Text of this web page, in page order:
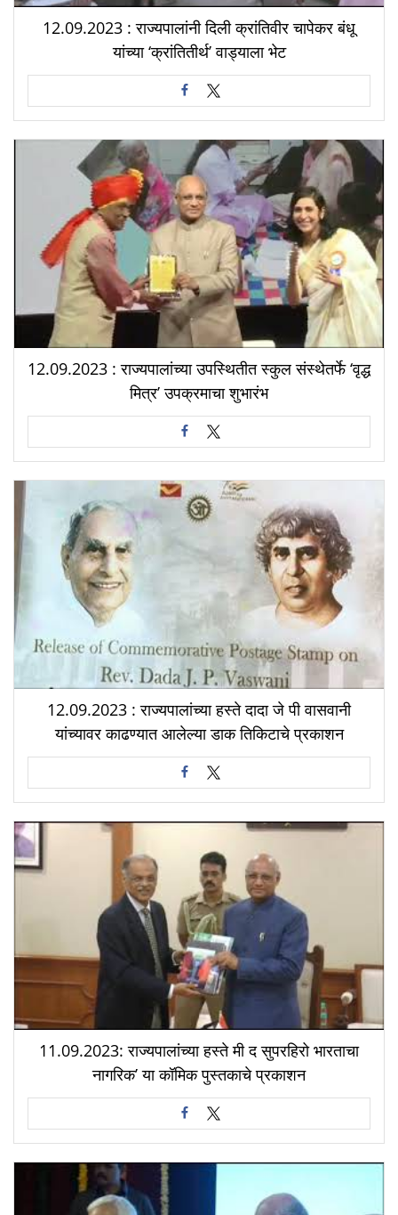
12.09.2023 : राज्यपालांनी दिली क्रांतिवीर चापेकर बंधू
यांच्या ‘क्रांतितीर्थ’ वाड्याला भेट
12.09.2023 : राज्यपालांच्या उपस्थितीत स्कुल संस्थेतर्फे ‘वृद्ध
मित्र’ उपक्रमाचा शुभारंभ
12.09.2023 : राज्यपालांच्या हस्ते दादा जे पी वासवानी
यांच्यावर काढण्यात आलेल्या डाक तिकिटाचे प्रकाशन
11.09.2023: राज्यपालांच्या हस्ते मी द सुपरहिरो भारताचा
नागरिक’ या कॉमिक पुस्तकाचे प्रकाशन